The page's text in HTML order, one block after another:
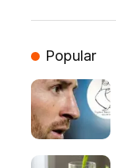
Popular